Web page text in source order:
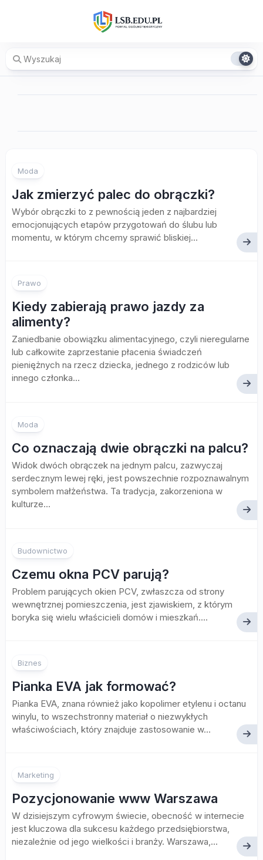
Moda
Jak zmierzyć palec do obrączki?
Wybór obrączki to z pewnością jeden z najbardziej
emocjonujących etapów przygotowań do ślubu lub
momentu, w którym chcemy sprawić bliskiej...
Prawo
Kiedy zabierają prawo jazdy za
alimenty?
Zaniedbanie obowiązku alimentacyjnego, czyli nieregularne
lub całkowite zaprzestanie płacenia świadczeń
pieniężnych na rzecz dziecka, jednego z rodziców lub
innego członka...
Moda
Co oznaczają dwie obrączki na palcu?
Widok dwóch obrączek na jednym palcu, zazwyczaj
serdecznym lewej ręki, jest powszechnie rozpoznawalnym
symbolem małżeństwa. Ta tradycja, zakorzeniona w
kulturze...
Budownictwo
Czemu okna PCV parują?
Problem parujących okien PCV, zwłaszcza od strony
wewnętrznej pomieszczenia, jest zjawiskiem, z którym
boryka się wielu właścicieli domów i mieszkań....
Biznes
Pianka EVA jak formować?
Pianka EVA, znana również jako kopolimer etylenu i octanu
winylu, to wszechstronny materiał o niezwykłych
właściwościach, który znajduje zastosowanie w...
Marketing
Pozycjonowanie www Warszawa
W dzisiejszym cyfrowym świecie, obecność w internecie
jest kluczowa dla sukcesu każdego przedsiębiorstwa,
niezależnie od jego wielkości i branży. Warszawa,...